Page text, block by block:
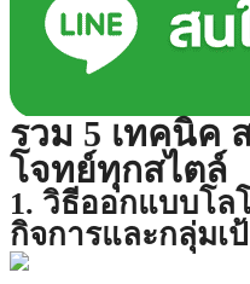
รวม 5 เทคนิค
โจทย์ทุกสไตล์
1. วิธีออกแบบโล
กิจการและกลุ่มเ